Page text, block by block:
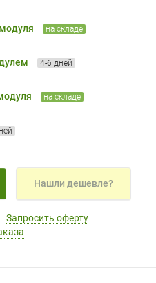
на складе
4-6 дней
на складе
Нашли дешевле?
Запросить оферту